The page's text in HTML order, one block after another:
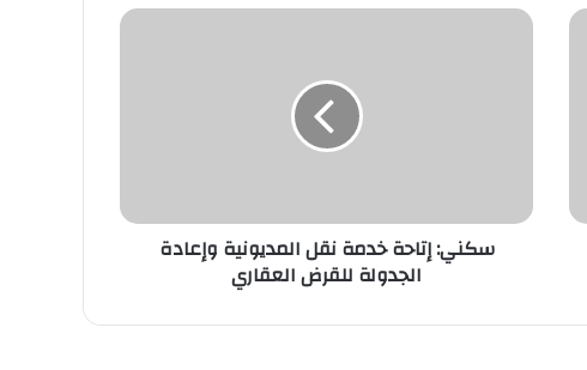
سكني:
العقاري
سكني: إتاحة خدمة نقل المديونية وإعادة
الجدولة للقرض العقاري